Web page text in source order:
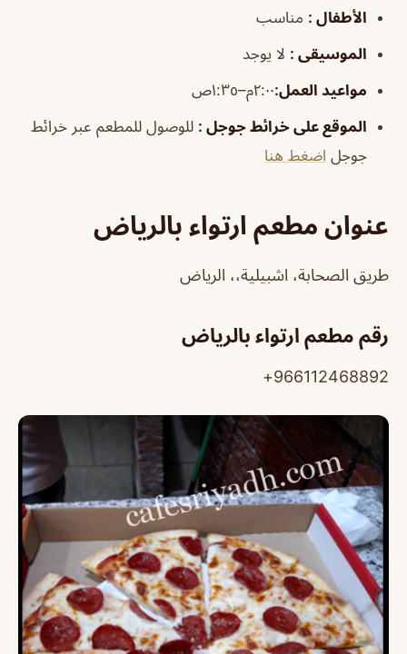
الأطفال : مناسب
الموسيقى : لا يوجد
مواعيد العمل:٢:٠٠م–١:٣٥ص
الموقع على خرائط جوجل : للوصول للمطعم عبر خرائط
جوجل اضغط هنا
عنوان مطعم ارتواء بالرياض
طريق الصحابة، اشبيلية،، الرياض
رقم مطعم ارتواء بالرياض
966112468892+